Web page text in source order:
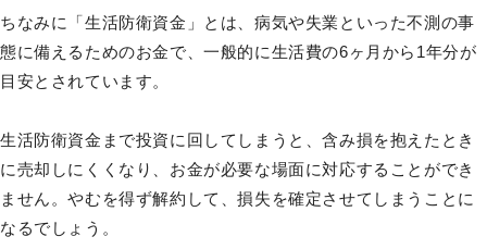
ちなみに「生活防衛資金」とは、病気や失業といった不測の事
態に備えるためのお金で、一般的に生活費の6ヶ月から1年分が
目安とされています。
生活防衛資金まで投資に回してしまうと、含み損を抱えたとき
に売却しにくくなり、お金が必要な場面に対応することができ
ません。やむを得ず解約して、損失を確定させてしまうことに
なるでしょう。